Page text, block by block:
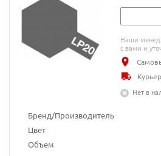
Бренд/Производитель
Цвет
Объем
Наши
с вами и
Нет в